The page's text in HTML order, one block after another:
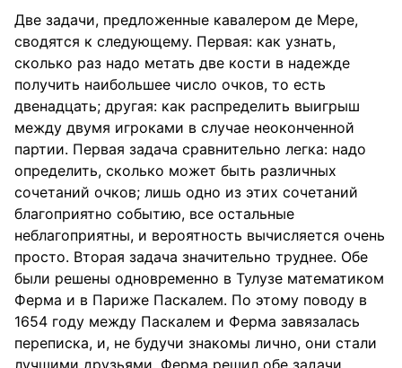
Две задачи, предложенные кавалером де Мере,
сводятся к следующему. Первая: как узнать,
сколько раз надо метать две кости в надежде
получить наибольшее число очков, то есть
двенадцать; другая: как распределить выигрыш
между двумя игроками в случае неоконченной
партии. Первая задача сравнительно легка: надо
определить, сколько может быть различных
сочетаний очков; лишь одно из этих сочетаний
благоприятно событию, все остальные
неблагоприятны, и вероятность вычисляется очень
просто. Вторая задача значительно труднее. Обе
были решены одновременно в Тулузе математиком
Ферма и в Париже Паскалем. По этому поводу в
1654 году между Паскалем и Ферма завязалась
переписка, и, не будучи знакомы лично, они стали
лучшими друзьями. Ферма решил обе задачи